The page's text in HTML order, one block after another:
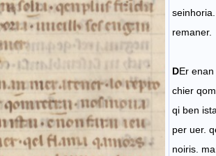
remaner.
DEr
chier
qi ben
per uer.
noiris.